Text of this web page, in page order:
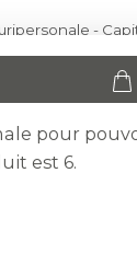
pour
est 6.
-
– 50025